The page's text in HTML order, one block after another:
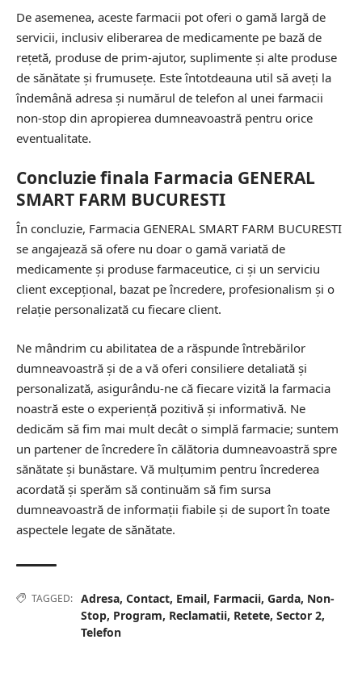
De asemenea, aceste farmacii pot oferi o gamă largă de
servicii, inclusiv eliberarea de medicamente pe bază de
rețetă, produse de prim-ajutor, suplimente și alte produse
de sănătate și frumusețe. Este întotdeauna util să aveți la
îndemână adresa și numărul de telefon al unei farmacii
non-stop din apropierea dumneavoastră pentru orice
eventualitate.
Concluzie finala Farmacia GENERAL
SMART FARM BUCURESTI
În concluzie, Farmacia GENERAL SMART FARM BUCURESTI
se angajează să ofere nu doar o gamă variată de
medicamente și produse farmaceutice, ci și un serviciu
client excepțional, bazat pe încredere, profesionalism și o
relație personalizată cu fiecare client.
Ne mândrim cu abilitatea de a răspunde întrebărilor
dumneavoastră și de a vă oferi consiliere detaliată și
personalizată, asigurându-ne că fiecare vizită la farmacia
noastră este o experiență pozitivă și informativă. Ne
dedicăm să fim mai mult decât o simplă farmacie; suntem
un partener de încredere în călătoria dumneavoastră spre
sănătate și bunăstare. Vă mulțumim pentru încrederea
acordată și sperăm să continuăm să fim sursa
dumneavoastră de informații fiabile și de suport în toate
aspectele legate de sănătate.
TAGGED: Adresa, Contact, Email, Farmacii, Garda, Non-
Stop, Program, Reclamatii, Retete, Sector 2,
Telefon